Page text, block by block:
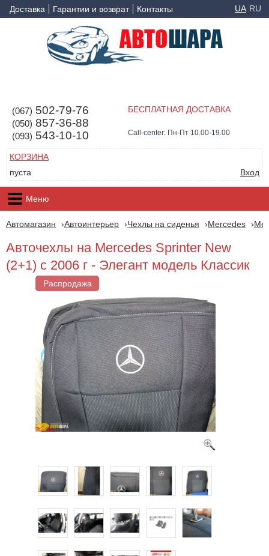
Доставка Гарантии и возврат Контакты UA RU
(067) 502-79-76
(050) 857-36-88
(093) 543-10-10
БЕСПЛАТНАЯ ДОСТАВКА
Call-center: Пн-Пт 10.00-19.00
КОРЗИНА
пуста
Вход
Меню
Автомагазин Автоинтерьер Чехлы на сиденья Mercedes
Распродажа
Авточехлы на Mercedes Sprinter New
(2+1) с 2006 г - Элегант модель Классик